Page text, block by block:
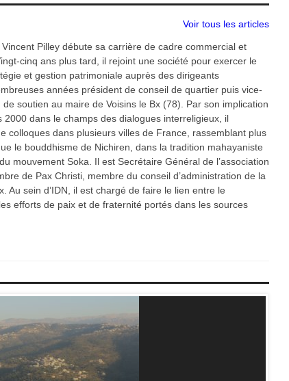
Voir tous les articles
Pilley débute sa carrière de cadre commercial et
cinq ans plus tard, il rejoint une société pour exercer le
et gestion patrimoniale auprès des dirigeants
années président de conseil de quartier puis vice-
de soutien au maire de Voisins le Bx (78). Par son implication
2000 dans le champs des dialogues interreligieux, il
colloques dans plusieurs villes de France, rassemblant plus
le bouddhisme de Nichiren, dans la tradition mahayaniste
mouvement Soka. Il est Secrétaire Général de l’association
de Pax Christi, membre du conseil d’administration de la
Au sein d’IDN, il est chargé de faire le lien entre le
efforts de paix et de fraternité portés dans les sources